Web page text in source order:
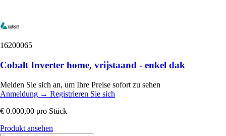
16200065
Cobalt Inverter home, vrijstaand - enkel dak
Melden Sie sich an, um Ihre Preise sofort zu sehen
Anmeldung → Registrieren Sie sich
€ 0.000,00 pro Stück
Produkt ansehen